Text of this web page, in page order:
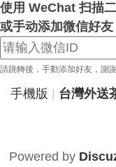
使用 WeChat 扫描
或手动添加微信好友
請跳轉後，手動添加好友，謝
手機版
台灣外送
Powered by